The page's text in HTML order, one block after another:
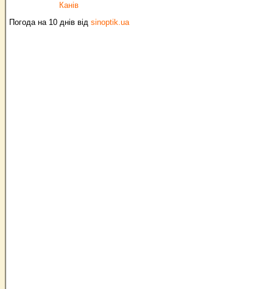
Канів
Погода на 10 днів від sinoptik.ua